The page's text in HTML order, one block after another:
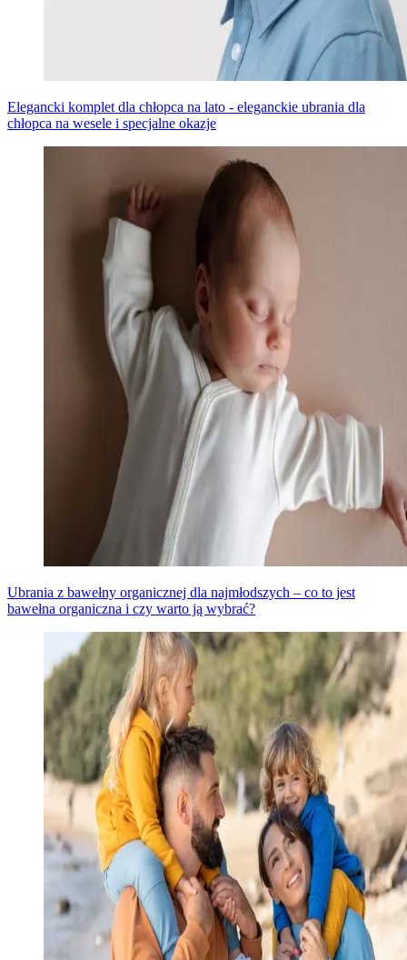
Elegancki komplet dla chłopca na lato - eleganckie ubrania dla
chłopca na wesele i specjalne okazje
Ubrania z bawełny organicznej dla najmłodszych – co to jest
bawełna organiczna i czy warto ją wybrać?